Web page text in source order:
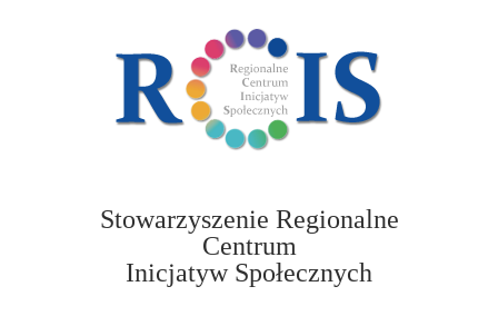
Stowarzyszenie Regionalne
Centrum
Inicjatyw Społecznych